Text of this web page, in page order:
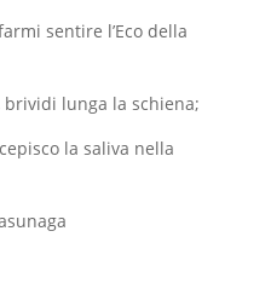
sentire l’Eco della
lunga la schiena;
la saliva nella